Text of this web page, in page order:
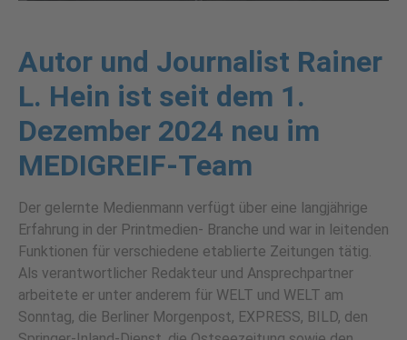
Autor und Journalist Rainer
L. Hein ist seit dem 1.
Dezember 2024 neu im
MEDIGREIF-Team
Der gelernte Medienmann verfügt über eine langjährige
Erfahrung in der Printmedien- Branche und war in leitenden
Funktionen für verschiedene etablierte Zeitungen tätig.
Als verantwortlicher Redakteur und Ansprechpartner
arbeitete er unter anderem für WELT und WELT am
Sonntag, die Berliner Morgenpost, EXPRESS, BILD, den